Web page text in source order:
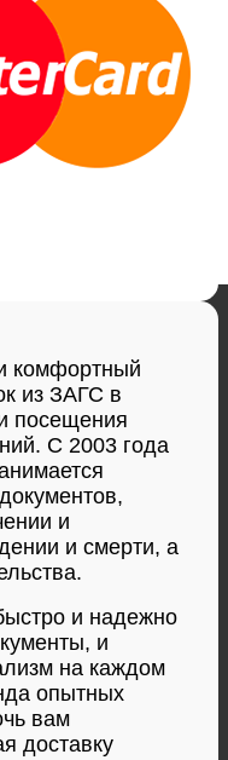
комфортный
из ЗАГС в
посещения
С 2003 года
и
и смерти, а
и надежно
и
на каждом
опытных
вам
доставку